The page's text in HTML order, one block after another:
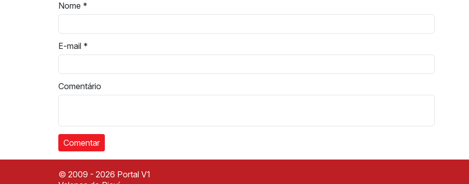
Nome *
E-mail *
Comentário
© 2009 - 2026 Portal V1